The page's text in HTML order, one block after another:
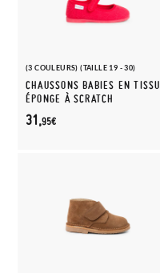
(3 COULEURS) (TAILLE 19 - 30)
CHAUSSONS BABIES EN TISSU
ÉPONGE À SCRATCH
31,95€